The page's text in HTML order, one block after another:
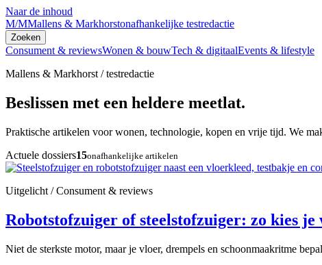
Naar de inhoud
M/MMallens & Markhorstonafhankelijke testredactie
Zoeken
Consument & reviewsWonen & bouwTech & digitaalEvents & lifestyle
Mallens & Markhorst / testredactie
Beslissen met een heldere meetlat.
Praktische artikelen voor wonen, technologie, kopen en vrije tijd. We
Actuele dossiers15onafhankelijke artikelen
Uitgelicht / Consument & reviews
Robotstofzuiger of steelstofzuiger: zo kies
Niet de sterkste motor, maar je vloer, drempels en schoonmaakritme